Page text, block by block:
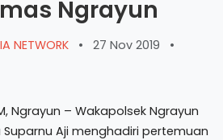
Ngrayun
NETWORK • 27 Nov 2019
•
Ngrayun – Wakapolsek Ngrayun
Aji menghadiri pertemuan